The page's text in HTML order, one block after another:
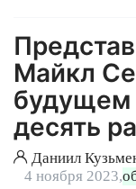
Майкл
будущем
десять
Даниил
4 ноября 2023,